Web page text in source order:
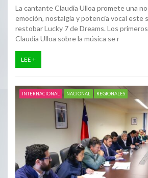
La cantante Claudia Ulloa promete una
emoción, nostalgia y potencia vocal este
restobar Lucky 7 de Dreams. Los
Claudia Ulloa sobre la música se r
LEE +
INTERNACIONAL NACIONAL REGIONALES